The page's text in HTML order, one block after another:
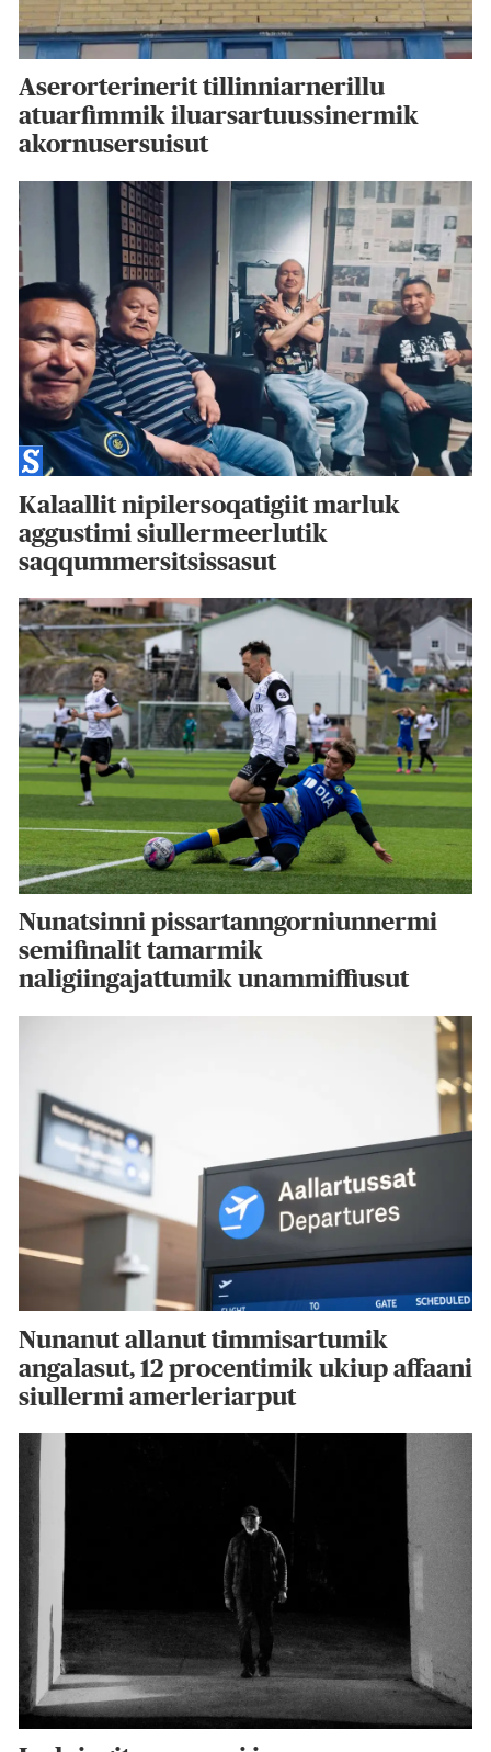
Aserorterinerit tillinniarnerillu
atuarfimmik iluarsartuussinermik
akornusersuisut
Kalaallit nipilersoqatigiit marluk
aggustimi siullermeerlutik
saqqummersitsissasut
Nunatsinni pissartanngorniunnermi
semifinalit tamarmik
naligiingajattumik unammiffiusut
Nunanut allanut timmisartumik
angalasut, 12 procentimik ukiup affaani
siullermi amerleriarput